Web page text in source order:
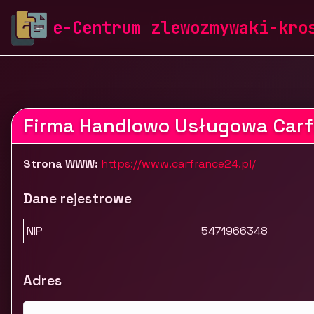
e-Centrum zlewozmywaki-
zlewozmywaki-krosch.pl Firmy Motoryzacja i
Sklep z częściami do samochodów francuskich
Firma Handlowo Usługowa
Strona WWW: https://www.carfrance24.pl/
Dane rejestrowe
NIP 5471966348
Adres